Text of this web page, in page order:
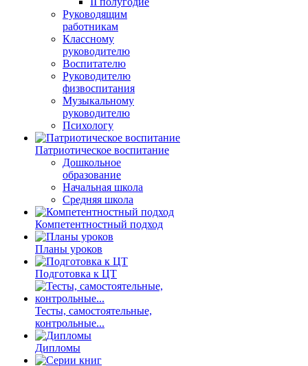
Руководящим
работникам
Классному
руководителю
Воспитателю
Руководителю
физвоспитания
Музыкальному
руководителю
Психологу
Патриотическое воспитание
Дошкольное
образование
Начальная школа
Средняя школа
Компетентностный подход
Планы уроков
Подготовка к ЦТ
Тесты, самостоятельные,
контрольные...
Дипломы